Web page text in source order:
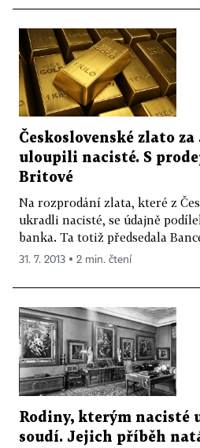
Československé zlato
uloupili nacisté. S
Britové
Na rozprodání zlata, které z
ukradli nacisté, se údajně
banka. Ta totiž předsedala
31. 7. 2013 ▪ 2 min. čtení
Rodiny, kterým nacisté
soudí. Jejich příběh